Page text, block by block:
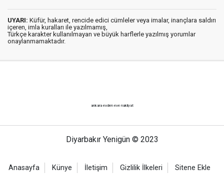
UYARI: Küfür, hakaret, rencide edici cümleler veya imalar, inançlara saldırı
içeren, imla kuralları ile yazılmamış,
Türkçe karakter kullanılmayan ve büyük harflerle yazılmış yorumlar
onaylanmamaktadır.
ankara evden eve nakliyat
Diyarbakır Yenigün © 2023
Anasayfa Künye İletişim Gizlilik İlkeleri Sitene Ekle